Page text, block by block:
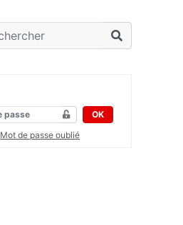
OK
Mot de passe oublié